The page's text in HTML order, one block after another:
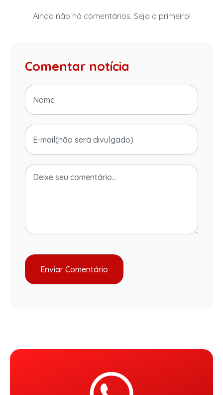
Ainda não há comentários. Seja o primeiro!
Comentar notícia